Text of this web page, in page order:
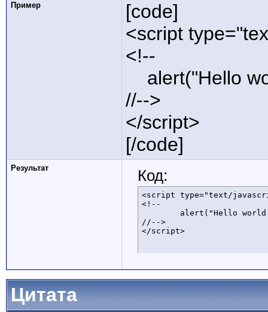
Пример
[code]
<script
<!--
alert("Hello
//-->
</script>
[/code]
Результат Код:
<script type="text/
<!--
//-->
</script>
Цитата